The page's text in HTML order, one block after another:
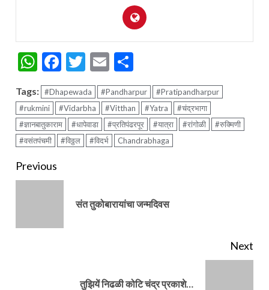
WhatsApp
Facebook
Twitter
Email
Tags: #Dhapewada #Pandharpur
#Pratipandharpur
#rukmini
#Vidarbha #Vitthan #Yatra
#चंद्रभागा
#ज्ञानबातुकाराम
#धापेवाडा #प्रतिपंढरपूर #यात्रा #रांगोळी
#रुक्मिणी
#वसंतपंचमी
#विठ्ठल #विदर्भ Chandrabhaga
Continue
Previous
संत तुकोबारायांचा जन्मदिवस
Next
तुझियें निढळी कोटि चंद्र प्रकाशे…